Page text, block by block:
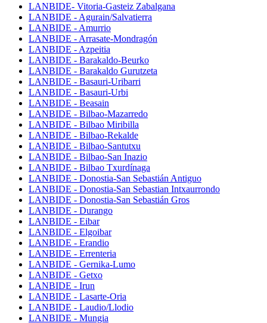
LANBIDE- Vitoria-Gasteiz Zabalgana
LANBIDE - Agurain/Salvatierra
LANBIDE - Amurrio
LANBIDE - Arrasate-Mondragón
LANBIDE - Azpeitia
LANBIDE - Barakaldo-Beurko
LANBIDE - Barakaldo Gurutzeta
LANBIDE - Basauri-Uribarri
LANBIDE - Basauri-Urbi
LANBIDE - Beasain
LANBIDE - Bilbao-Mazarredo
LANBIDE - Bilbao Miribilla
LANBIDE - Bilbao-Rekalde
LANBIDE - Bilbao-Santutxu
LANBIDE - Bilbao-San Inazio
LANBIDE - Bilbao Txurdínaga
LANBIDE - Donostia-San Sebastián Antiguo
LANBIDE - Donostia-San Sebastian Intxaurrondo
LANBIDE - Donostia-San Sebastián Gros
LANBIDE - Durango
LANBIDE - Eibar
LANBIDE - Elgoibar
LANBIDE - Erandio
LANBIDE - Errenteria
LANBIDE - Gernika-Lumo
LANBIDE - Getxo
LANBIDE - Irun
LANBIDE - Lasarte-Oria
LANBIDE - Laudio/Llodio
LANBIDE - Mungia